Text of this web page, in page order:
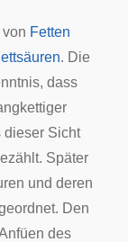
Fetten
. Die
dass
dieser Sicht
Später
und deren
Den
des